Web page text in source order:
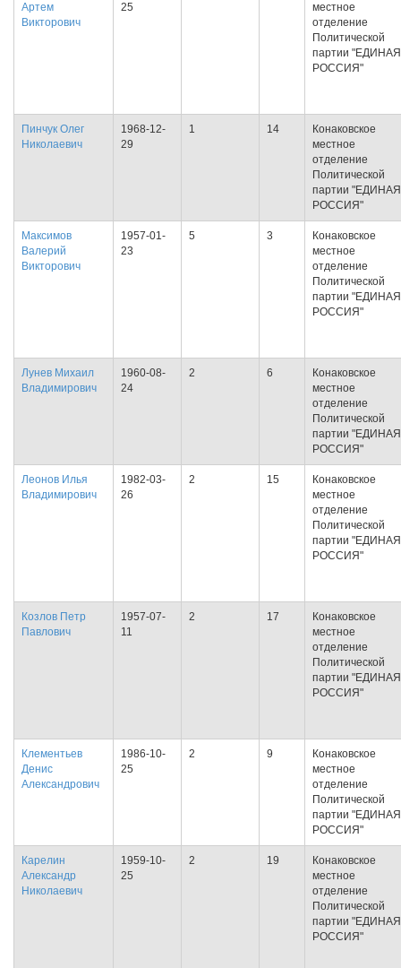
Артем
Викторович
25
местное
отделение
Политической
партии "ЕДИНАЯ
РОССИЯ"
Пинчук Олег
Николаевич
1968-12-
29
1 14
Конаковское
местное
отделение
Политической
партии "ЕДИНАЯ
РОССИЯ"
Максимов
Валерий
Викторович
1957-01-
23
5 3
Конаковское
местное
отделение
Политической
партии "ЕДИНАЯ
РОССИЯ"
Лунев Михаил
Владимирович
1960-08-
24
2 6
Конаковское
местное
отделение
Политической
партии "ЕДИНАЯ
РОССИЯ"
Леонов Илья
Владимирович
1982-03-
26
2 15
Конаковское
местное
отделение
Политической
партии "ЕДИНАЯ
РОССИЯ"
Козлов Петр
Павлович
1957-07-
11
2 17
Конаковское
местное
отделение
Политической
партии "ЕДИНАЯ
РОССИЯ"
Клементьев
Денис
Александрович
1986-10-
25
2 9
Конаковское
местное
отделение
Политической
партии "ЕДИНАЯ
РОССИЯ"
Карелин
Александр
Николаевич
1959-10-
25
2 19
Конаковское
местное
отделение
Политической
партии "ЕДИНАЯ
РОССИЯ"